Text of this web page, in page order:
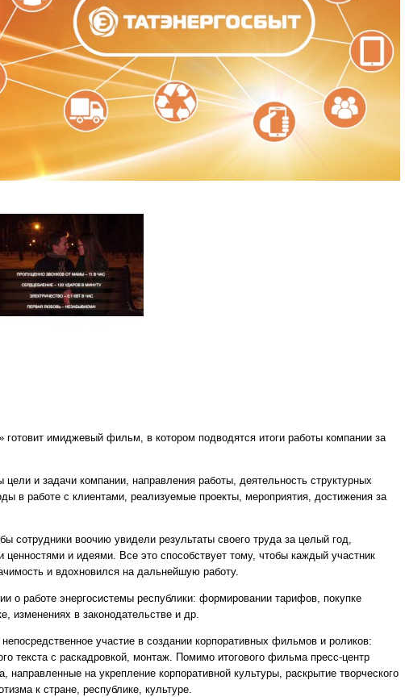
готовит имиджевый фильм, в котором подводятся итоги работы компании за
и задачи компании, направления работы, деятельность структурных
в работе с клиентами, реализуемые проекты, мероприятия, достижения за
сотрудники воочию увидели результаты своего труда за целый год,
ценностями и идеями. Все это способствует тому, чтобы каждый участник
и вдохновился на дальнейшую работу.
о работе энергосистемы республики: формировании тарифов, покупке
изменениях в законодательстве и др.
участие в создании корпоративных фильмов и роликов:
текста с раскадровкой, монтаж. Помимо итогового фильма пресс-центр
направленные на укрепление корпоративной культуры, раскрытие творческого
к стране, республике, культуре.